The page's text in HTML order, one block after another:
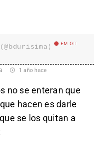
(@bdurisima) EM Off
1 año hace
no se enteran que
hacen es darle
se los quitan a